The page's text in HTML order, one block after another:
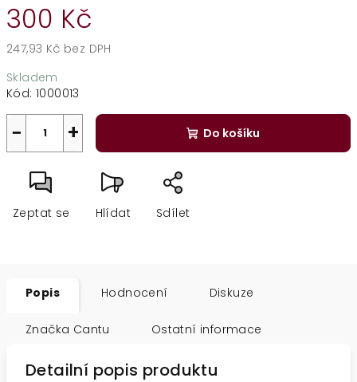
300 Kč
247,93 Kč bez DPH
cena:
Skladem
Kód: 1000013
+
− Do košíku
Zeptat se Hlídat Sdílet
Popis Hodnocení Diskuze
Značka Cantu Ostatní informace
Detailní popis produktu